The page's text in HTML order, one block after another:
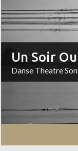
Un Soir
Danse Theatre